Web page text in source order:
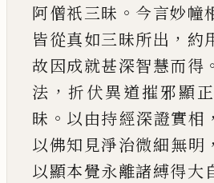
阿僧祇三昧 。 今言妙幢
皆從真如三昧所出 ， 約
故因成就甚深智慧而得 。
法 ， 折伏異道摧邪顯正
昧 。 以由持經深證實相 ，
以佛知見淨治微細無明 ，
以顯本覺永離諸縛得大